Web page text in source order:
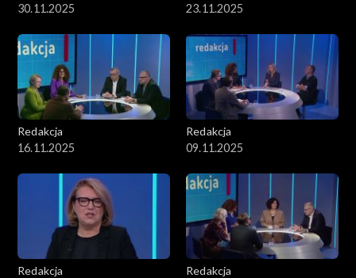
30.11.2025
23.11.2025
Redakcja
16.11.2025
Redakcja
09.11.2025
Redakcja
Redakcja